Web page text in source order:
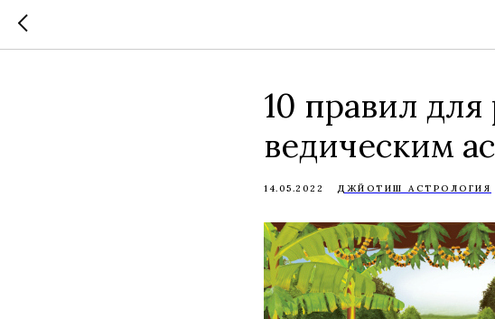
10 правил
ведическим
14.05.2022 ДЖЙОТИШ АСТРОЛОГИЯ